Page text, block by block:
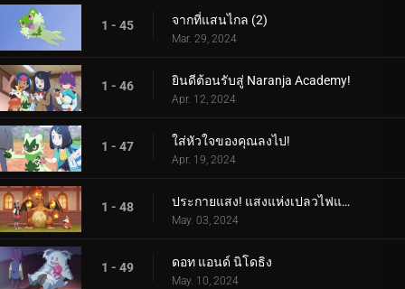
1 - 45 จากที่แสนไกล (2)
Mar. 29, 2024
1 - 46 ยินดีต้อนรับสู่ Naranja Academy!
Apr. 12, 2024
1 - 47 ใส่หัวใจของคุณลงไป!
Apr. 19, 2024
1 - 48 ประกายแสง! แสงแห่งเปลวไฟและศิลปะ!
May. 03, 2024
1 - 49 ดอท แอนด์ นิโดธิง
May. 10, 2024